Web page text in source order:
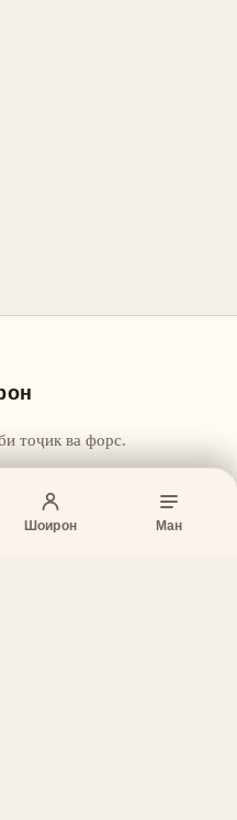
Шоирон Ман
тоҷик ва форс.